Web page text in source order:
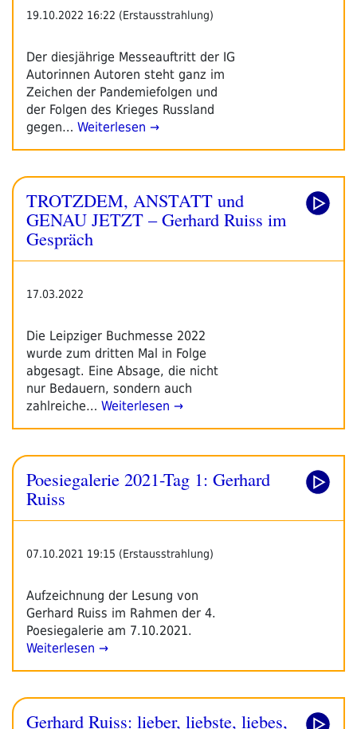
19.10.2022 16:22 (Erstausstrahlung)
Der diesjährige Messeauftritt der IG
Autorinnen Autoren steht ganz im
Zeichen der Pandemiefolgen und
der Folgen des Krieges Russland
gegen… Weiterlesen →
TROTZDEM, ANSTATT und
GENAU JETZT – Gerhard Ruiss im
Gespräch
17.03.2022
Die Leipziger Buchmesse 2022
wurde zum dritten Mal in Folge
abgesagt. Eine Absage, die nicht
nur Bedauern, sondern auch
zahlreiche… Weiterlesen →
Poesiegalerie 2021-Tag 1: Gerhard
Ruiss
07.10.2021 19:15 (Erstausstrahlung)
Aufzeichnung der Lesung von
Gerhard Ruiss im Rahmen der 4.
Poesiegalerie am 7.10.2021.
Weiterlesen →
Gerhard Ruiss: lieber, liebste, liebes,